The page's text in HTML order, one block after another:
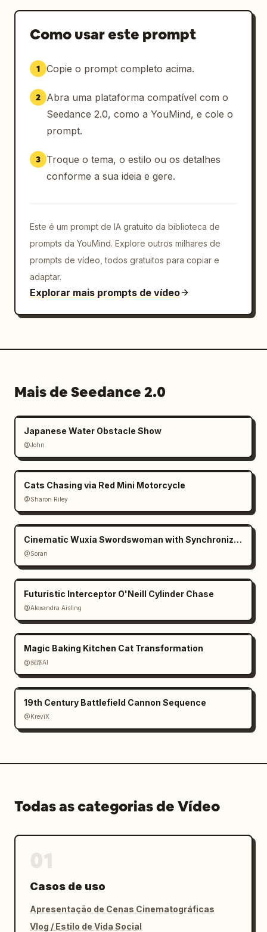
petróleo e laranja, o capacete do piloto
close-up macro extremo, rack focus, pneu
de rodagem em detalhes nítidos, areia do
contato, aro capturando a luz lateral,
profundidade de campo rasa, câmera fixa,
apenas o pneu se move. [7.5-9s]: close-up
emblema da Dacia centralizado no quadro,
carroceria com pintura vermelha e cinza
preenchendo o fundo suavemente fora de foco,
o relevo do emblema, pretos profundos, sem
movimento de câmera. [9-11s]: POV interno do
piloto, câmera montada atrás do piloto
Como usar este prompt
1 Copie o prompt completo acima.
2
Abra uma plataforma compatível com o
Seedance 2.0, como a YouMind, e cole o
prompt.
3
Troque o tema, o estilo ou os detalhes
conforme a sua ideia e gere.
Este é um prompt de IA gratuito da biblioteca de
prompts da YouMind. Explore outros milhares de
prompts de vídeo, todos gratuitos para copiar e
adaptar.
Explorar mais prompts de vídeo
Mais de Seedance 2.0
Japanese Water Obstacle Show
@John
Cats Chasing via Red Mini Motorcycle
@Sharon Riley
Cinematic Wuxia Swordswoman with Synchronized Echoes
@Soran
Futuristic Interceptor O'Neill Cylinder Chase
@Alexandra Aisling
Magic Baking Kitchen Cat Transformation
@探路AI
19th Century Battlefield Cannon Sequence
@KreviX
Todas as categorias de Vídeo
Casos de uso
Apresentação de Cenas Cinematográficas
Vlog / Estilo de Vida Social